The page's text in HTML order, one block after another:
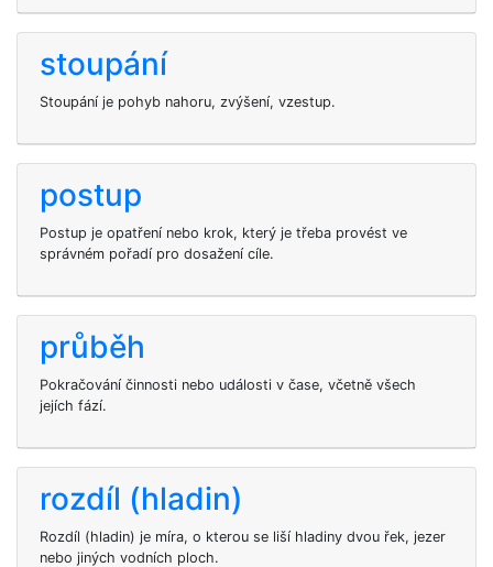
stoupání
Stoupání je pohyb nahoru, zvýšení, vzestup.
postup
Postup je opatření nebo krok, který je třeba provést ve
správném pořadí pro dosažení cíle.
průběh
Pokračování činnosti nebo události v čase, včetně všech
jejích fází.
rozdíl (hladin)
Rozdíl (hladin) je míra, o kterou se liší hladiny dvou řek, jezer
nebo jiných vodních ploch.